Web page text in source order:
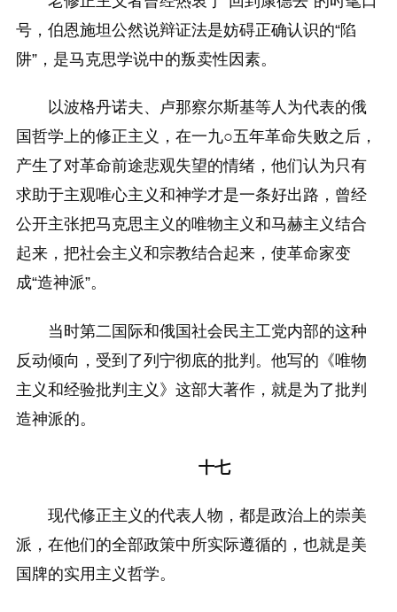
号，伯恩施坦公然说辩证法是妨碍正确认识的“陷
阱”，是马克思学说中的叛卖性因素。
以波格丹诺夫、卢那察尔斯基等人为代表的俄
国哲学上的修正主义，在一九○五年革命失败之后，
产生了对革命前途悲观失望的情绪，他们认为只有
求助于主观唯心主义和神学才是一条好出路，曾经
公开主张把马克思主义的唯物主义和马赫主义结合
起来，把社会主义和宗教结合起来，使革命家变
成“造神派”。
当时第二国际和俄国社会民主工党内部的这种
反动倾向，受到了列宁彻底的批判。他写的《唯物
主义和经验批判主义》这部大著作，就是为了批判
造神派的。
十七
现代修正主义的代表人物，都是政治上的崇美
派，在他们的全部政策中所实际遵循的，也就是美
国牌的实用主义哲学。